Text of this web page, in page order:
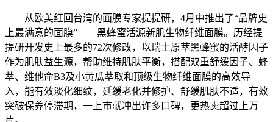
从欧美红回台湾的面膜专家提提研，4月中推出了“品牌史
上最满意的面膜”——黑蜂蜜活源新肌生物纤维面膜。历经提
提研开发史上最多的72次修改，以瑞士原萃黑蜂蜜的活酵因子
作为肌肤益生源，帮助维持肌肤平衡，搭配双重舒缓因子、蜂
萃、维他命B3及小黄瓜萃取和顶级生物纤维面膜的高效导
入，能有效淡化细纹，延缓老化并修护、舒缓肌肤不适，有效
突破保养停滞期，一上市就冲出许多口碑，更热卖超过上万